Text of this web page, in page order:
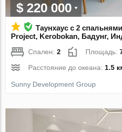
$ 220 000
Таунхаус с 2
Project, Kerobokan, Бадунг,
Спален:2 Площадь:
Расстояние до океана: 1.5
Sunny Development Group